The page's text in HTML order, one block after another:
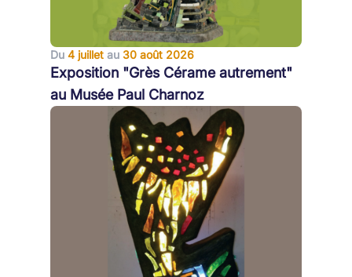
Du 4 juillet au 30 août 2026
Exposition "Grès Cérame autrement"
au Musée Paul Charnoz